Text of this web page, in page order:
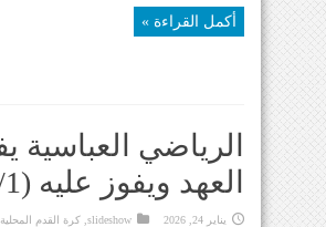
أكمل القراءة »
الرياضي العباسية
العهد ويفوز عليه (0/1)
يناير 24, 2026 slideshow كرة القدم المحلية